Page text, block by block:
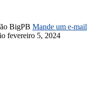
BigPB Mande um e-mail
fevereiro 5, 2024